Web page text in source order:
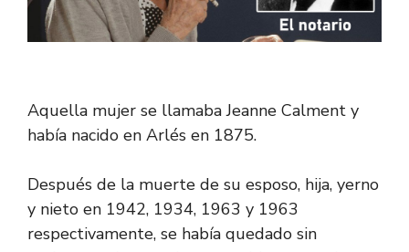
Aquella mujer se llamaba Jeanne Calment y
había nacido en Arlés en 1875.
Después de la muerte de su esposo, hija, yerno
y nieto en 1942, 1934, 1963 y 1963
respectivamente, se había quedado sin